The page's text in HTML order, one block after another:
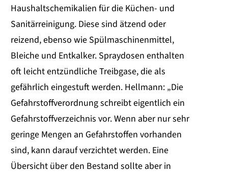
Haushaltschemikalien für die Küchen- und
Sanitärreinigung. Diese sind ätzend oder
reizend, ebenso wie Spülmaschinenmittel,
Bleiche und Entkalker. Spraydosen enthalten
oft leicht entzündliche Treibgase, die als
gefährlich eingestuft werden. Hellmann: „Die
Gefahrstoffverordnung schreibt eigentlich ein
Gefahrstoffverzeichnis vor. Wenn aber nur sehr
geringe Mengen an Gefahrstoffen vorhanden
sind, kann darauf verzichtet werden. Eine
Übersicht über den Bestand sollte aber in